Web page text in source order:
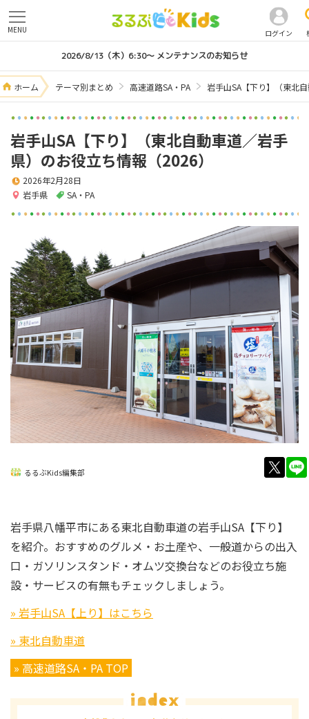
ログイン
MENU
2026/8/13（木）6:30～ メンテナンスのお知らせ
ホーム テーマ別まとめ 高速道路SA・PA 岩手山SA【下り】（東北
岩手山SA【下り】（東北自動車道／岩手
県）のお役立ち情報（2026）
岩手県 SA・PA
2026年2月28日
るるぶKids編集部
岩手県八幡平市にある東北自動車道の岩手山SA【下り】
を紹介。おすすめのグルメ・お土産や、一般道からの出入
口・ガソリンスタンド・オムツ交換台などのお役立ち施
設・サービスの有無もチェックしましょう。
» 岩手山SA【上り】はこちら
» 東北自動車道
» 高速道路SA・PA TOP